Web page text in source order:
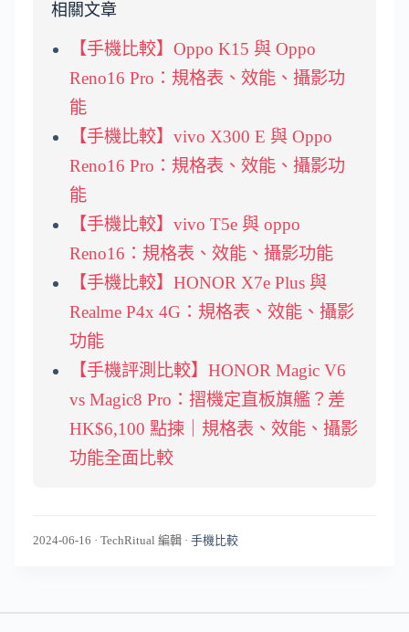
相關文章
【手機比較】Oppo K15 與 Oppo
Reno16 Pro：規格表、效能、攝影功
能
【手機比較】vivo X300 E 與 Oppo
Reno16 Pro：規格表、效能、攝影功
能
【手機比較】vivo T5e 與 oppo
Reno16：規格表、效能、攝影功能
【手機比較】HONOR X7e Plus 與
Realme P4x 4G：規格表、效能、攝影
功能
【手機評測比較】HONOR Magic V6
vs Magic8 Pro：摺機定直板旗艦？差
HK$6,100 點揀｜規格表、效能、攝影
功能全面比較
2024-06-16 · TechRitual 編輯 · 手機比較